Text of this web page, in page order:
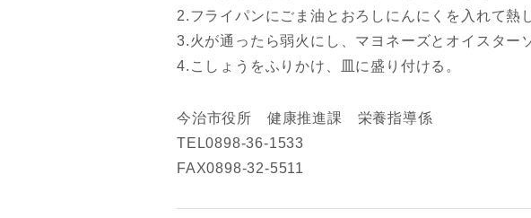
2.フライパンにごま油とおろしにんにくを入れて熱
3.火が通ったら弱火にし、マヨネーズとオイスター
4.こしょうをふりかけ、皿に盛り付ける。
今治市役所 健康推進課 栄養指導係
TEL0898-36-1533
FAX0898-32-5511